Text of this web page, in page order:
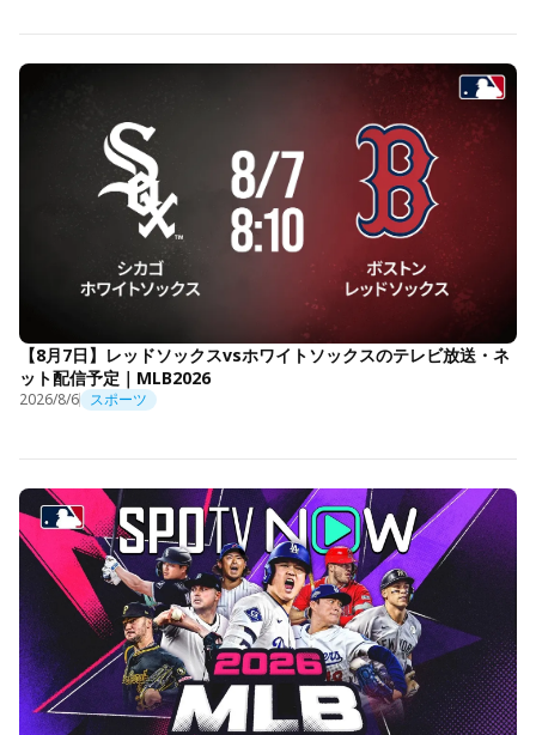
【8月7日】レッドソックスvsホワイトソックスのテレビ放送・ネ
ット配信予定｜MLB2026
2026/8/6 スポーツ